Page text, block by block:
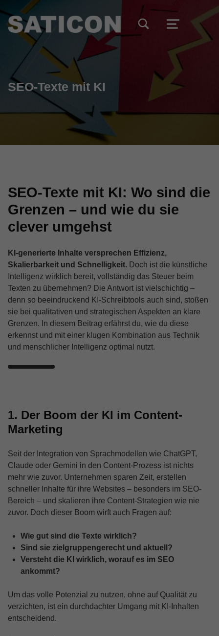
TOGGLE SEARCH FORM MODAL BOX
MENU
SEO-Texte mit KI
SEO-Texte mit KI: Wo sind die
Grenzen – und wie du sie
clever umgehst
KI-generierte Inhalte versprechen Effizienz,
Skalierbarkeit und Schnelligkeit. Doch ist die künstliche
Intelligenz wirklich bereit, vollständig das Steuer beim
Texten zu übernehmen? Die Antwort ist vielschichtig –
denn so beeindruckend KI-Schreibtools auch sind, stoßen
sie bei qualitativen und strategischen Aspekten an klare
Grenzen. In diesem Beitrag erfährst du, wie du diese
erkennst und mit einer klugen Kombination aus Technik
und menschlicher Intelligenz optimal nutzt.
1. Der Boom der KI im Content-
Marketing
Seit der Integration von Sprachmodellen wie ChatGPT,
Claude oder Gemini in den Content-Prozess ist nichts
mehr wie zuvor. Unternehmen sparen Zeit, erstellen
schneller Inhalte für ihre Websites – besonders im SEO-
Bereich – und skalieren ihre Content-Strategien wie nie
zuvor. Doch dieser Boom wirft auch Fragen auf:
Wie gut sind die Texte wirklich?
Sind sie zielgruppengerecht und aktuell?
Versteht die KI wirklich, worauf es im SEO
ankommt?
Um das volle Potenzial zu nutzen, ohne auf Qualität zu
verzichten, ist ein durchdachter Umgang mit KI-Inhalten
entscheidend.